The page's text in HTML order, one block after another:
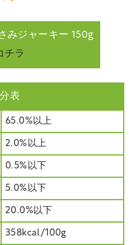
みジャーキー 150g
チラ
表
65.0%以上
2.0%以上
0.5%以下
5.0%以下
20.0%以下
358kcal/100g